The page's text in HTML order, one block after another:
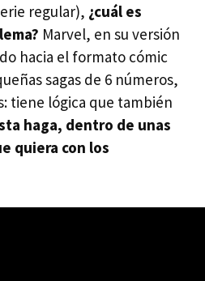
regular), ¿cuál es
Marvel, en su versión
hacia el formato cómic
sagas de 6 números,
tiene lógica que también
haga, dentro de unas
quiera con los